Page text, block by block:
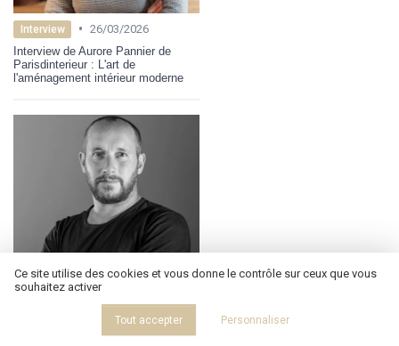
Interview • 26/03/2026
Interview de Aurore Pannier de
Parisdinterieur : L'art de
l'aménagement intérieur moderne
27/06/2025
Interview de Hugo Delavelle : Ostal
Ce site utilise des cookies et vous donne le contrôle sur ceux que vous
souhaitez activer
Tout accepter Personnaliser